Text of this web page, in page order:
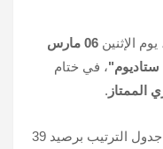
يوم الإثنين 06 مارس
ستاديوم"، في ختام
.
في جدول الترتيب برصيد 39